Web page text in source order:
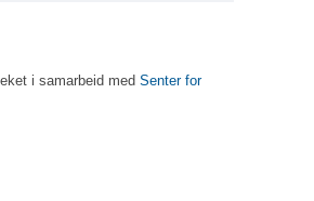
i samarbeid med Senter for